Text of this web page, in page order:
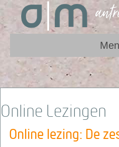
Online Lezingen
Online lezing: De